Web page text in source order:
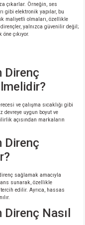
çıkarlar. Örneğin, ses
gibi elektronik yapılar, bu
maliyetli olmaları, özellikle
yalnızca güvenilir değil;
çıkıyor.
Direnç
ve çalışma sıcaklığı gibi
devreye uygun boyut ve
açısından markaların
Direnç
sağlamak amacıyla
sunarak, özellikle
edilir. Ayrıca, hassas
Nasıl